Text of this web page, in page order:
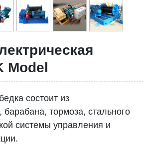
Model
состоит из
барабана, тормоза, стального
системы управления и